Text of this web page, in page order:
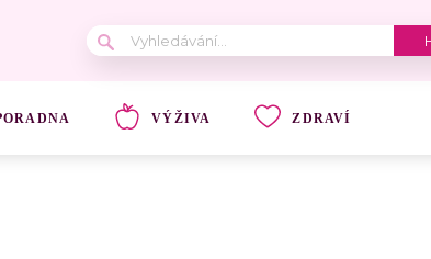
VÝŽIVA ZDRAVÍ